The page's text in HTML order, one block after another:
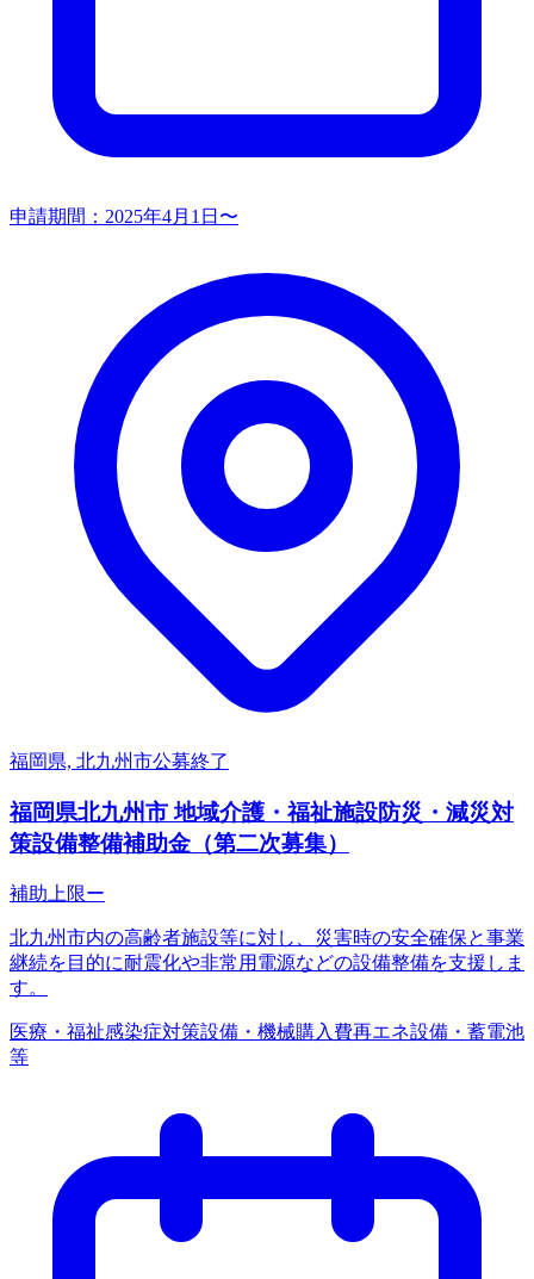
申請期間： 2025年4月1日〜
福岡県, 北九州市公募終了
福岡県北九州市 地域介護・福祉施設防災・減災対
策設備整備補助金（第二次募集）
補助上限ー
北九州市内の高齢者施設等に対し、災害時の安全確保と事業
継続を目的に耐震化や非常用電源などの設備整備を支援しま
す。
医療・福祉感染症対策設備・機械購入費再エネ設備・蓄電池
等